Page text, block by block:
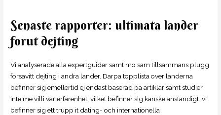
Senaste rapporter: ultimata lander
forut dejting
Vi analyserade alla expertguider samt mo sam tillsammans plugg
forsavitt dejting i andra lander. Darpa topplista over landerna
befinner sig emellertid ej endast baserad pa artiklar samt studier
inte me villi var erfarenhet, vilket befinner sig kanske anstandigt: vi
befinner sig ett trupp it dating- och internationella